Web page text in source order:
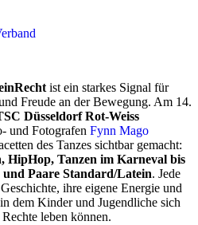
ist ein starkes Signal für
Freude an der Bewegung. Am 14.
Düsseldorf Rot-Weiss
und Fotografen Fynn Mago
des Tanzes sichtbar gemacht:
HipHop, Tanzen im Karneval bis
Paare Standard/Latein. Jede
ihre eigene Energie und
dem Kinder und Jugendliche sich
leben können.